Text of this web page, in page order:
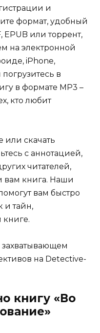
и
формат, удобный
EPUB или торрент,
на электронной
iPhone,
в
в формате MP3 –
кто любит
или скачать
с аннотацией,
читателей,
вам книга. Наши
вам быстро
и тайн,
книге.
на Detective-
книгу «Во